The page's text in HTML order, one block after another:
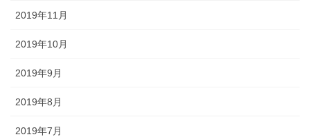
2019年11月
2019年10月
2019年9月
2019年8月
2019年7月